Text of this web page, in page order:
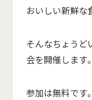
おいしい新鮮な
そんなちょうど
会を開催します。
参加は無料です。